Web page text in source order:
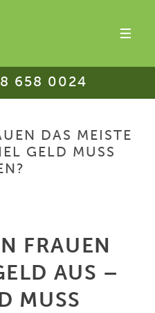
658 0024
DAS MEISTE
GELD MUSS
FRAUEN
AUS –
MUSS